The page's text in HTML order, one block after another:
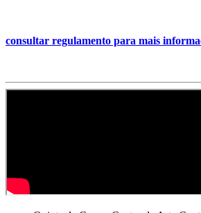
consultar regulamento para mais